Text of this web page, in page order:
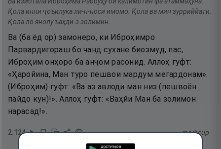
Қола инни ҷоъилука ли-н-носи имомо. Қола ва мин зурриййати.
Қола ло янолу ъаҳди-з золимин.
Ва (ба ёд ор) замонеро, ки Иброҳимро
Парвардигораш бо чанд сухане биозмуд, пас,
Иброҳим онҳоро ба анҷом расонид. Аллоҳ гуфт:
«Ҳаройина, Ман туро пешвои мардум мегардонам».
(Иброҳим) гуфт: «Ва аз авлоди ман низ (пешвоён
пайдо кун)!». Аллоҳ гуфт: «Ваҳйи Ман ба золимон
нарасад!».
2:124 тафсир